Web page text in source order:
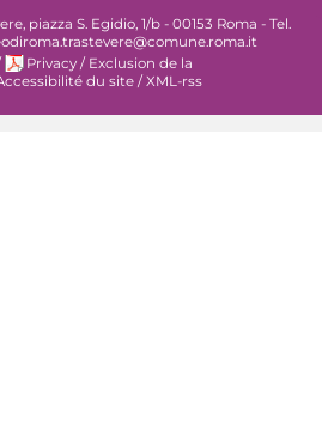
piazza S. Egidio, 1/b - 00153 Roma - Tel.
Privacy / Exclusion de la
du site / XML-rss